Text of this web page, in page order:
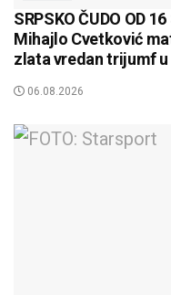
SRPSKO ČUDO OD
Mihajlo Cvetković
zlata vredan trijumf u
06.08.2026